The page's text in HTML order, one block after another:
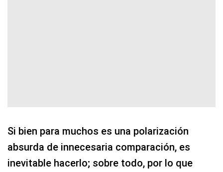
Si bien para muchos es una polarización
absurda de innecesaria comparación, es
inevitable hacerlo; sobre todo, por lo que